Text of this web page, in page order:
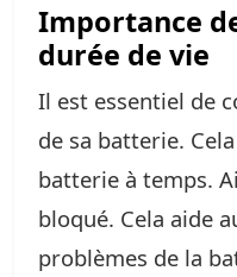
Importance
durée de vie
Il est essentiel de
de sa batterie.
batterie à temps.
bloqué. Cela aide
problèmes de la